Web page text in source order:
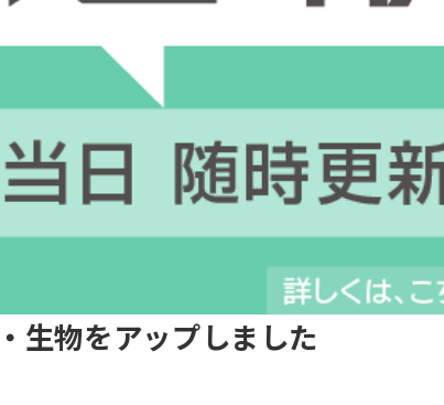
生物をアップしました